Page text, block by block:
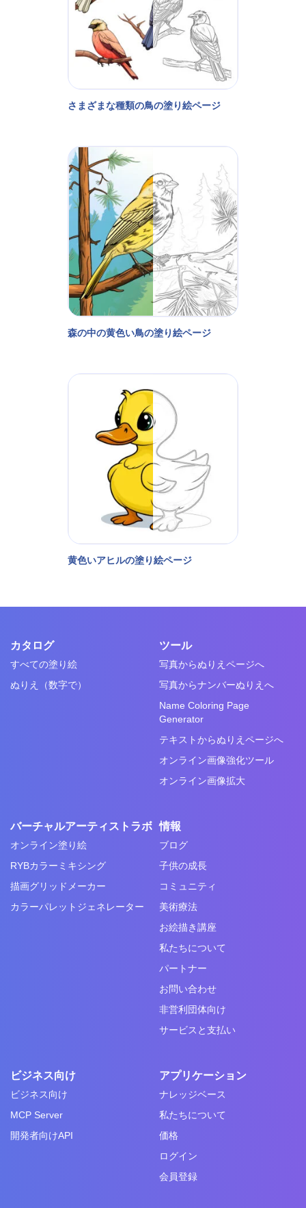
さまざまな種類の鳥の塗り絵ページ
森の中の黄色い鳥の塗り絵ページ
黄色いアヒルの塗り絵ページ
カタログ
すべての塗り絵
ぬりえ（数字で）
ツール
写真からぬりえページへ
写真からナンバーぬりえへ
Name Coloring Page
Generator
テキストからぬりえページへ
オンライン画像強化ツール
オンライン画像拡大
バーチャルアーティストラボ
オンライン塗り絵
RYBカラーミキシング
描画グリッドメーカー
カラーパレットジェネレーター
情報
ブログ
子供の成長
コミュニティ
美術療法
お絵描き講座
私たちについて
パートナー
お問い合わせ
非営利団体向け
サービスと支払い
ビジネス向け
ビジネス向け
MCP Server
開発者向けAPI
アプリケーション
ナレッジベース
私たちについて
価格
ログイン
会員登録